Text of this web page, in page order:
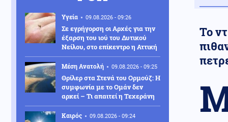
Το
Υγεία 09.08.2026 - 09:26
Σε εγρήγορση οι Αρχές για την
έξαρση του ιού του Δυτικού
Νείλου, στο επίκεντρο η Αττική
Μέση Ανατολή 09.08.2026 - 09:25
Θρίλερ στα Στενά του Ορμούζ: Η
συμφωνία με το Ομάν δεν
αρκεί – Τι απαιτεί η Τεχεράνη
Καιρός 09.08.2026 - 09:24